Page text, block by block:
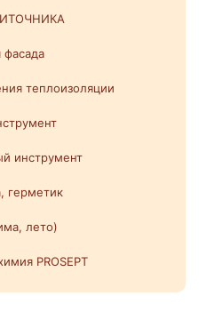
фасада
теплоизоляции
инструмент
герметик
лето)
PROSEPT